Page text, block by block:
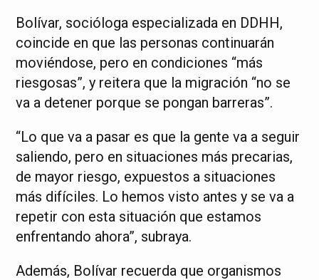
Bolívar, socióloga especializada en DDHH,
coincide en que las personas continuarán
moviéndose, pero en condiciones “más
riesgosas”, y reitera que la migración “no se
va a detener porque se pongan barreras”.
“Lo que va a pasar es que la gente va a seguir
saliendo, pero en situaciones más precarias,
de mayor riesgo, expuestos a situaciones
más difíciles. Lo hemos visto antes y se va a
repetir con esta situación que estamos
enfrentando ahora”, subraya.
Además, Bolívar recuerda que organismos